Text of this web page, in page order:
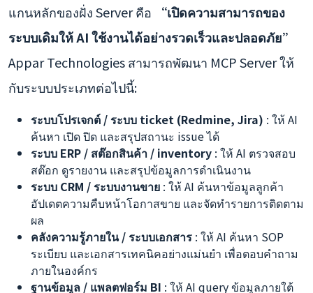
แกนหลักของฝั่ง Server คือ
“เปิดความสามารถของ
ระบบเดิมให้ AI ใช้งานได้อย่างรวดเร็วและปลอดภัย”
Appar Technologies สามารถพัฒนา MCP Server ให้
กับระบบประเภทต่อไปนี้:
ระบบโปรเจกต์ / ระบบ ticket (Redmine, Jira) : ให้ AI
ค้นหา เปิด ปิด และสรุปสถานะ issue ได้
ระบบ ERP / สต๊อกสินค้า / inventory : ให้ AI ตรวจสอบ
สต๊อก ดูรายงาน และสรุปข้อมูลการดำเนินงาน
ระบบ CRM / ระบบงานขาย : ให้ AI ค้นหาข้อมูลลูกค้า
อัปเดตความคืบหน้าโอกาสขาย และจัดทำรายการติดตาม
ผล
คลังความรู้ภายใน / ระบบเอกสาร : ให้ AI ค้นหา SOP
ระเบียบ และเอกสารเทคนิคอย่างแม่นยำ เพื่อตอบคำถาม
ภายในองค์กร
ฐานข้อมูล / แพลตฟอร์ม BI : ให้ AI query ข้อมูลภายใต้